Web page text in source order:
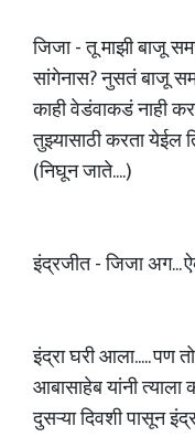
जिजा - तू माझी बाजू
सांगेनास? नुसतं बाजू
काही वेडंवाकडं नाही
तुझ्यासाठी करता येईल
(निघून जाते....)
इंद्रजीत - जिजा अग...
इंद्रा घरी आला..... पण
आबासाहेब यांनी त्याला
दुसऱ्या दिवशी पासून